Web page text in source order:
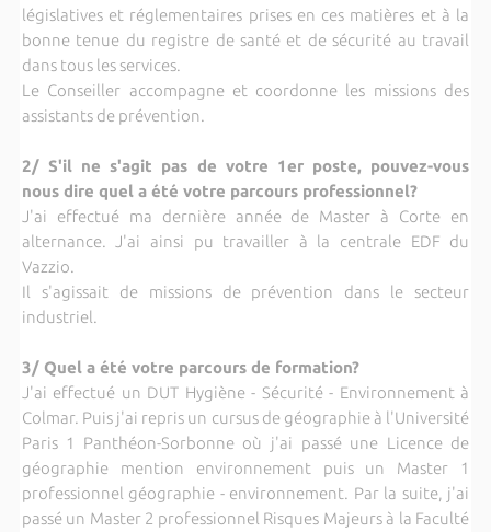
législatives et réglementaires prises en ces matières et à la
bonne tenue du registre de santé et de sécurité au travail
dans tous les services.
Le Conseiller accompagne et coordonne les missions des
assistants de prévention.
2/ S'il ne s'agit pas de votre 1er poste, pouvez-vous
nous dire quel a été votre parcours professionnel?
J'ai effectué ma dernière année de Master à Corte en
alternance. J'ai ainsi pu travailler à la centrale EDF du
Vazzio.
Il s'agissait de missions de prévention dans le secteur
industriel.
3/ Quel a été votre parcours de formation?
J'ai effectué un DUT Hygiène - Sécurité - Environnement à
Colmar. Puis j'ai repris un cursus de géographie à l'Université
Paris 1 Panthéon-Sorbonne où j'ai passé une Licence de
géographie mention environnement puis un Master 1
professionnel géographie - environnement. Par la suite, j'ai
passé un Master 2 professionnel Risques Majeurs à la Faculté